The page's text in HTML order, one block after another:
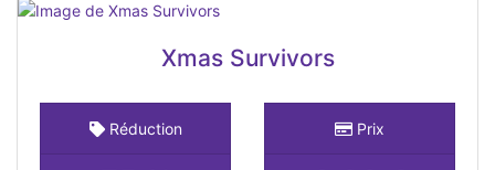
Xmas Survivors
Réduction Prix